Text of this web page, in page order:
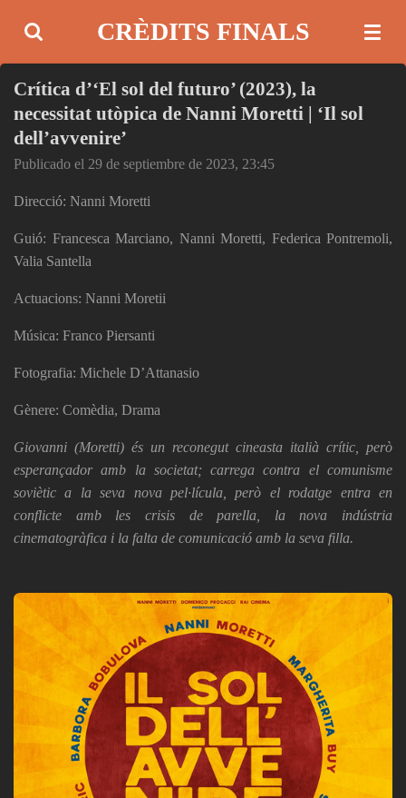
contenido
principal
CRÈDITS FINALS
Crítica d’‘El sol del futuro’ (2023), la
necessitat utòpica de Nanni Moretti | ‘Il sol
dell’avvenire’
Publicado el 29 de septiembre de 2023, 23:45
Direcció: Nanni Moretti
Guió: Francesca Marciano, Nanni Moretti, Federica Pontremoli,
Valia Santella
Actuacions: Nanni Moretii
Música: Franco Piersanti
Fotografia: Michele D’Attanasio
Gènere: Comèdia, Drama
Giovanni (Moretti) és un reconegut cineasta italià crític, però
esperançador amb la societat; carrega contra el comunisme
soviètic a la seva nova pel·lícula, però el rodatge entra en
conflicte amb les crisis de parella, la nova indústria
cinematogràfica i la falta de comunicació amb la seva filla.